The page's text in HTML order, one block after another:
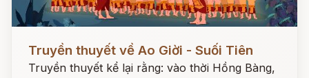
Đọc ngay
Truyền thuyết về Ao Giời - Suối Tiên
Truyền thuyết kể lại rằng: vào thời Hồng Bàng,